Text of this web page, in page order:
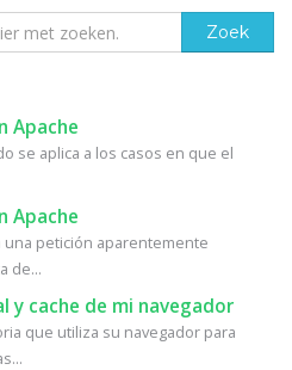
Apache
se aplica a los casos en que el
Apache
petición aparentemente
de...
y cache de mi navegador
que utiliza su navegador para